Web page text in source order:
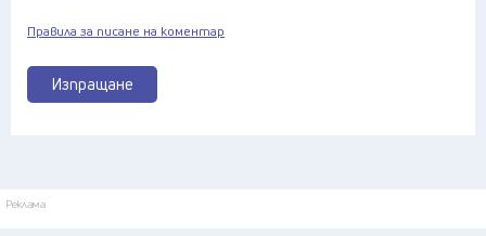
Изпращане
Правила за писане на коментар
Реклама